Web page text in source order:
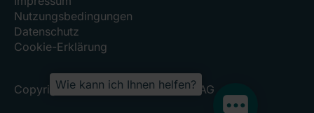
Nutzungsbedingungen
Datenschutz
Cookie-Erklärung
Copyright 2026, RHÖN-KLINIKUM AG
Wie kann ich Ihnen helfen?